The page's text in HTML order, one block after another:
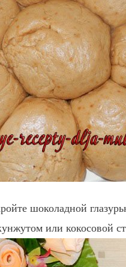
шоколадной
или кокосовой